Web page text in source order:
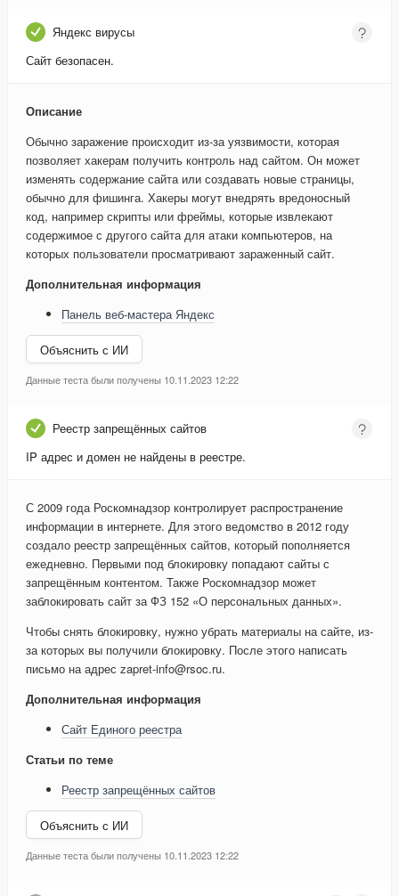
Яндекс вирусы
Сайт безопасен.
Описание
Обычно заражение происходит из-за уязвимости, которая
позволяет хакерам получить контроль над сайтом. Он может
изменять содержание сайта или создавать новые страницы,
обычно для фишинга. Хакеры могут внедрять вредоносный
код, например скрипты или фреймы, которые извлекают
содержимое с другого сайта для атаки компьютеров, на
которых пользователи просматривают зараженный сайт.
Дополнительная информация
Панель веб-мастера Яндекс
Объяснить с ИИ
Данные теста были получены 10.11.2023 12:22
Реестр запрещённых сайтов
IP адрес и домен не найдены в реестре.
С 2009 года Роскомнадзор контролирует распространение
информации в интернете. Для этого ведомство в 2012 году
создало реестр запрещённых сайтов, который пополняется
ежедневно. Первыми под блокировку попадают сайты с
запрещённым контентом. Также Роскомнадзор может
заблокировать сайт за ФЗ 152 «О персональных данных».
Чтобы снять блокировку, нужно убрать материалы на сайте, из-
за которых вы получили блокировку. После этого написать
письмо на адрес zapret-info@rsoc.ru.
Дополнительная информация
Сайт Единого реестра
Статьи по теме
Реестр запрещённых сайтов
Объяснить с ИИ
Данные теста были получены 10.11.2023 12:22